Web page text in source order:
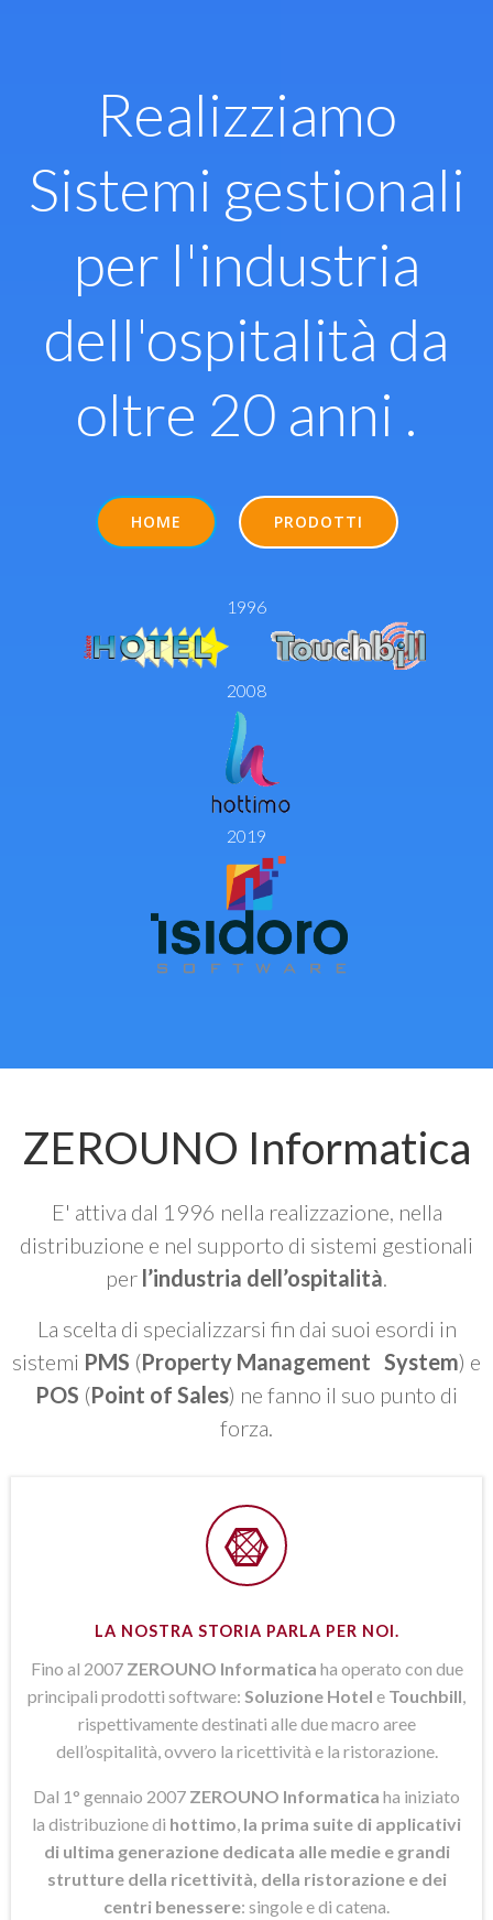
Realizziamo
Sistemi gestionali
per l'industria
dell'ospitalità da
oltre 20 anni .
HOME PRODOTTI
1996
2008
2019
ZEROUNO Informatica
E' attiva dal 1996 nella realizzazione, nella
distribuzione e nel supporto di sistemi gestionali
per l’industria dell’ospitalità
La scelta di specializzarsi fin dai suoi esordi in
sistemi PMS (Property Management System) e
POS (Point of Sales) ne fanno il suo punto di
forza.
LA NOSTRA STORIA PARLA PER NOI.
Fino al 2007 ZEROUNO Informatica ha operato con due
principali prodotti software: Soluzione Hotel e Touchbill
rispettivamente destinati alle due macro aree
dell’ospitalità, ovvero la ricettività e la ristorazione.
Dal 1° gennaio 2007 ZEROUNO Informatica ha iniziato
la distribuzione di hottimo la prima suite di applicativi
di ultima generazione dedicata alle medie e grandi
strutture della ricettività, della ristorazione e dei
centri benessere: singole e di catena.